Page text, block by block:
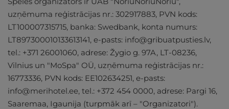
uzņēmuma reģistrācijas nr.: 302917883, PVN kods:
LT100007315715, banka: Swedbank, konta numurs:
LT897300010133613141, e-pasts: info@gribuatpusties.lv,
tel.: +371 26001060, adrese: Žygio g. 97A, LT-08236,
Vilnius un "MoSpa" OÜ, uzņēmuma reģistrācijas nr.:
16773336, PVN kods: EE102634251, e-pasts:
info@merihotel.ee, tel.: +372 454 0000, adrese: Pargi 16,
Saaremaa, Igaunija (turpmāk arī – "Organizatori").